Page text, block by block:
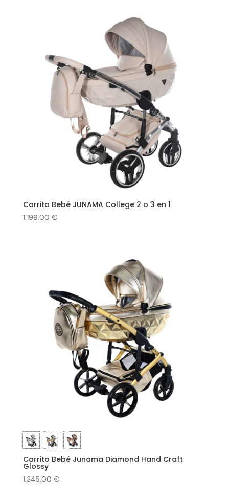
Carrito Bebé JUNAMA College 2 o 3 en 1
1.199,00 €
Carrito Bebé Junama Diamond Hand Craft
Glossy
1.345,00 €